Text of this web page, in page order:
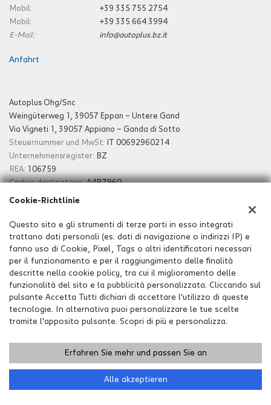
Mobil:
+39 335 755 2754
Mobil:
+39 335 664 3994
E-Mail:
info@autoplus.bz.it
Anfahrt
Autoplus Ohg/Snc
Weingüterweg 1, 39057 Eppan – Untere Gand
Via Vigneti 1, 39057 Appiano – Ganda di Sotto
Steuernummer und MwSt: IT 00692960214
Unternehmensregister: BZ
REA: 106759
Codice destinatario:A4RZ960
Copyright © 2026 GestionaleAuto.com S.r.l., Alle Rechte
vorbehalten -Lesen Sie die Datenschutzerklärung-Cookie
Website erstellt von:GestionaleAuto.com
Cookie-Richtlinie
Questo sito e gli strumenti di terze parti in esso integrati
trattano dati personali (es. dati di navigazione o indirizzi IP) e
fanno uso di Cookie, Pixel, Tags o altri identificatori necessari
per il funzionamento e per il raggiungimento delle finalità
descritte nella cookie policy, tra cui il miglioramento delle
funzionalità del sito e la pubblicità personalizzata. Cliccando sul
pulsante Accetta Tutti dichiari di accettare l'utilizzo di queste
tecnologie. In alternativa puoi personalizzare le tue scelte
tramite l'apposito pulsante. Scopri di più e personalizza.
Erfahren Sie mehr und passen Sie an
Alle akzeptieren